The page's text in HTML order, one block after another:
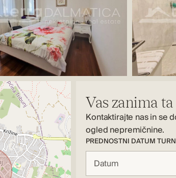
Vas zanima
Kontaktirajte nas in se
ogled nepremičnine.
PREDNOSTNI DATUM